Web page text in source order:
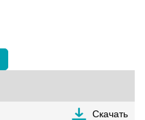
Скачать